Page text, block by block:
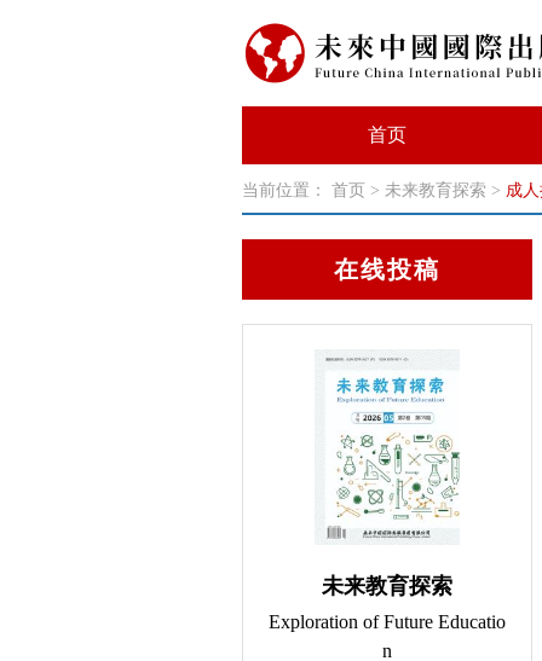
首页
当前位置： 首页 > 未来教育探索 > 成
在线投稿
未来教育探索
Exploration of Future Educatio
n